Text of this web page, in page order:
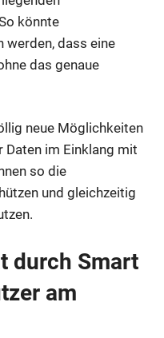
könnte
werden, dass eine
das genaue
neue Möglichkeiten
im Einklang mit
so die
und gleichzeitig
durch Smart
am